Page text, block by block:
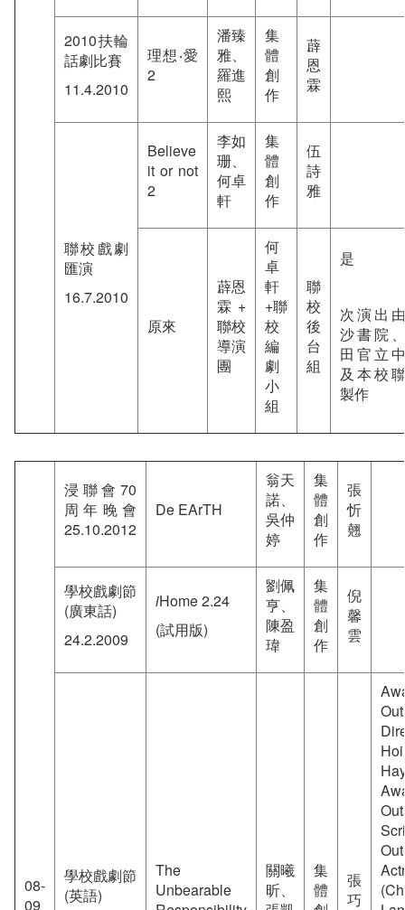
2010扶輪
話劇比賽
11.4.2010
理想‧愛
2
潘臻
雅、
羅進
熙
集
體
創
作
薜
恩
霖
聯校戲劇
匯演
16.7.2010
Believe
it or not
2
李如
珊、
何卓
軒
集
體
創
作
伍
詩
雅
原來
薜恩
霖 +
聯校
導演
團
何
卓
軒
+聯
校
編
劇
小
組
聯
校
後
台
組
是
次演出
沙書院
田官立
及本校
製作
08-
09
浸聯會70
周年晚會
25.10.2012
De EArTH
翁天
諾、
吳仲
婷
集
體
創
作
張
忻
翹
學校戲劇節
(廣東話)
24.2.2009
iHome 2.24
(試用版)
劉佩
亨、
陳盈
瑋
集
體
創
作
倪
馨
雲
學校戲劇節
(英語)
The
Unbearable
關曦
昕、
集
體
張
巧